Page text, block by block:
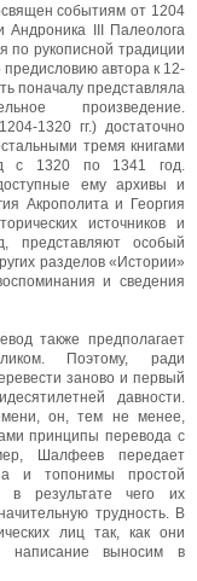
событиям от 1204
Андроника III Палеолога
по рукописной традиции
автора к 12-
поначалу представляла
произведение.
1320 гг.) достаточно
тремя книгами
с 1320 по 1341 год.
ему архивы и
Акрополита и Георгия
источников и
представляют особый
разделов «Истории»
и сведения
также предполагает
Поэтому, ради
заново и первый
давности.
он, тем не менее,
принципы перевода с
Шалфеев передает
и топонимы простой
в результате чего их
трудность. В
лиц так, как они
написание выносим в